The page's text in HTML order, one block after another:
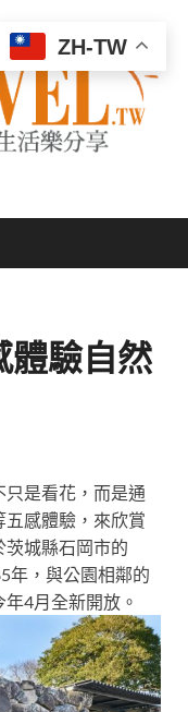
體驗自然
是看花，而是通
感體驗，來欣賞
城縣石岡市的
年，與公園相鄰的
4月全新開放。
ZH-TW